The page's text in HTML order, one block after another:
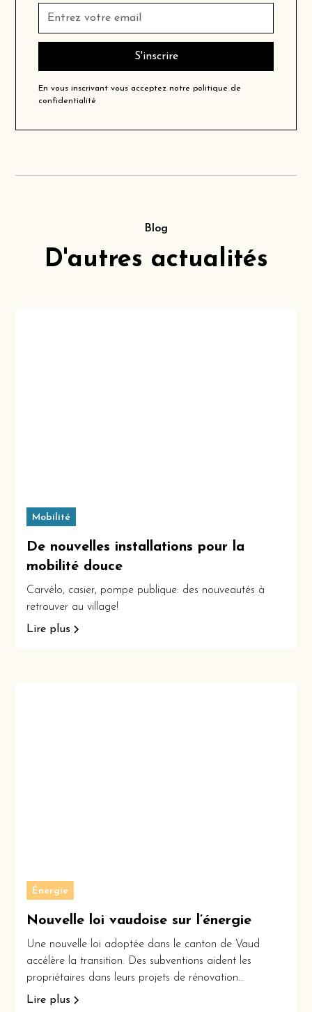
En vous inscrivant vous acceptez notrepolitique de
confidentialité
Blog
D'autres actualités
Mobilité
De nouvelles installations pour la
mobilité douce
Carvélo, casier, pompe publique: des nouveautés à
retrouver au village!
Lire plus
Énergie
Nouvelle loi vaudoise sur l’énergie
Une nouvelle loi adoptée dans le canton de Vaud
accélère la transition. Des subventions aident les
propriétaires dans leurs projets de rénovation
énergétique.
Lire plus